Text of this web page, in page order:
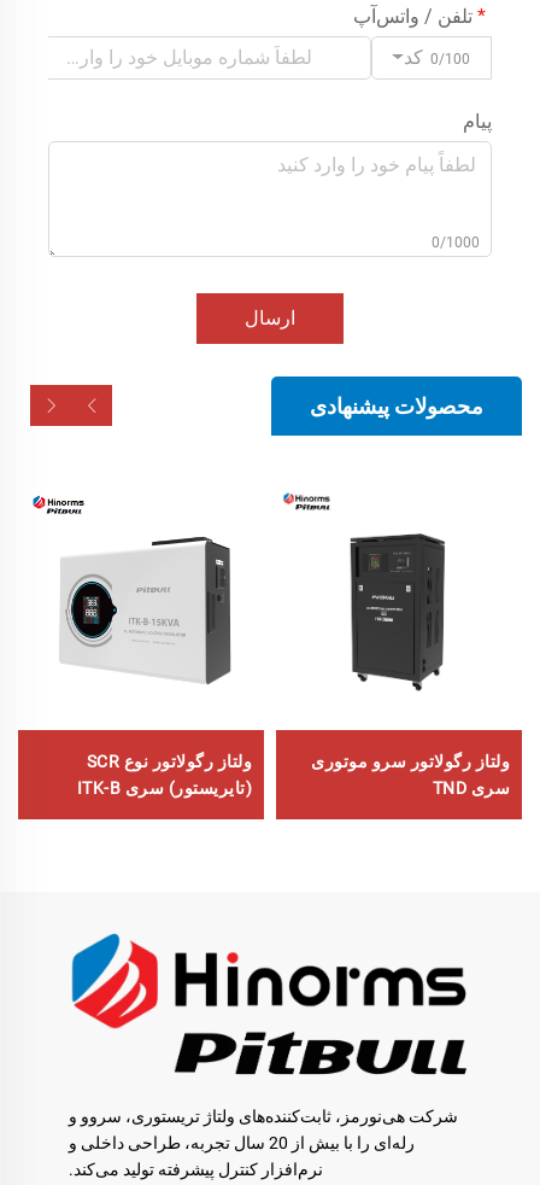
تلفن / واتس‌آپ
کد 0/100
پیام
0/1000
ارسال
محصولات پیشنهادی
ولتاز رگولاتور سرو موتوری
سری TND
ولتاز رگولاتور نوع SCR
(تایریستور) سری ITK-B
شرکت هی‌نورمز، ثابت‌کننده‌های ولتاژ تریستوری، سروو و
رله‌ای را با بیش از 20 سال تجربه، طراحی داخلی و
نرم‌افزار کنترل پیشرفته تولید می‌کند.